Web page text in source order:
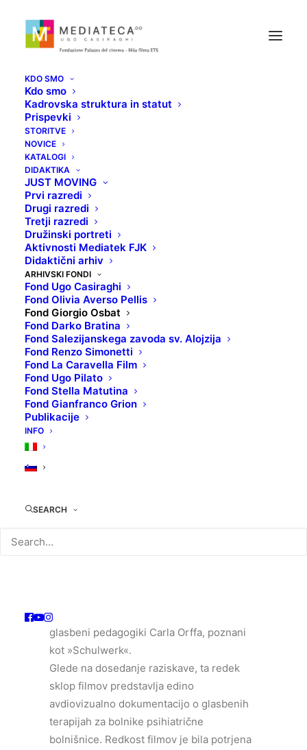
KDO SMO
Kdo smo
Kadrovska struktura in statut
Prispevki
STORITVE
NOVICE
KATALOGI
DIDAKTIKA
JUST MOVING
Prvi razredi
Drugi razredi
Tretji razredi
Družinski portreti
Aktivnosti Mediatek FJK
Didaktični arhiv
ARHIVSKI FONDI
Fond Ugo Casiraghi
Fond Olivia Averso Pellis
Fond Giorgio Osbat
Fond Darko Bratina
Fond Salezijanskega zavoda sv. Alojzija
Fond Renzo Simonetti
Fond La Caravella Film
Fond Ugo Pilato
Fond Stella Matutina
Fond Gianfranco Grion
Publikacije
INFO
SEARCH
Fond Giorgio Osbat
Leta 2010 je združenje Hiša filma prejelo
od dedičev Giorgia Osbata, soustanovitelja
in vodilnega predstavnika goriškega
kinokluba Cineclub Gorizia (1951-1967) 16-
mm črno-bele, večinoma neme filme.
14 od teh posnetkov je ljubitelj filmov že
Giorgio Osbat PDF
skupinske aktivne glasbene terapije po
glasbeni pedagogiki Carla Orffa, poznani
kot »Schulwerk«.
Glede na dosedanje raziskave, ta redek
sklop filmov predstavlja edino
avdiovizualno dokumentacijo o glasbenih
terapijah za bolnike psihiatrične
bolnišnice. Redkost filmov je bila potrjena